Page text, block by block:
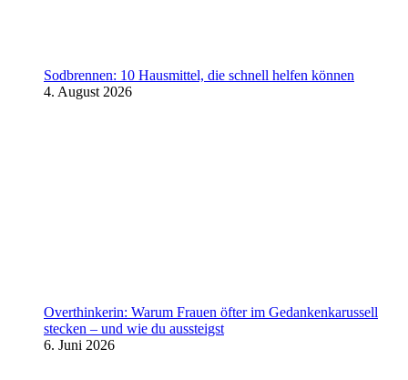
Sodbrennen: 10 Hausmittel, die schnell helfen können
4. August 2026
Overthinkerin: Warum Frauen öfter im Gedankenkarussell
stecken – und wie du aussteigst
6. Juni 2026